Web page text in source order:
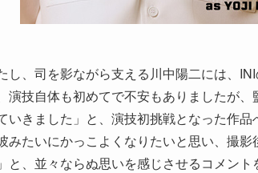
し、司を影ながら支える川中陽二には、
演技自体も初めてで不安もありましたが
いきました」と、演技初挑戦となった作
みたいにかっこよくなりたいと思い、撮
と、並々ならぬ思いを感じさせるコメント